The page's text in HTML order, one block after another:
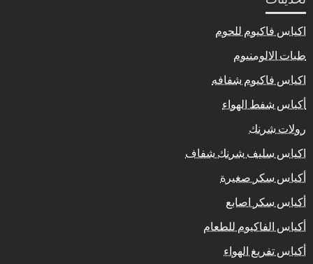
اكياس فاكيوم للحوم
طبات الالومنيوم
اكياس فاكيوم شفافه
أكياس شفط الهواء
رولات شرنك
اكياس سليف شرنك شفاف
أكياس سكر صغيرة
أكياس سكر اصابع
أكياس الفاكيوم للطعام
أكياس تفريغ الهواء